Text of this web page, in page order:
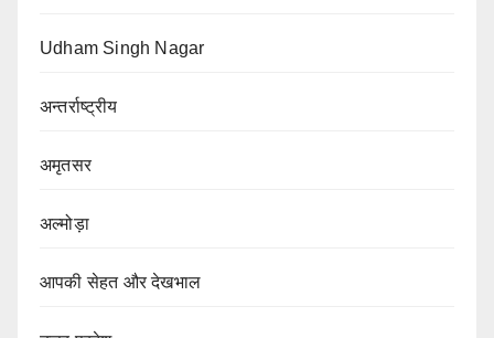
Udham Singh Nagar
अन्तर्राष्ट्रीय
अमृतसर
अल्मोड़ा
आपकी सेहत और देखभाल